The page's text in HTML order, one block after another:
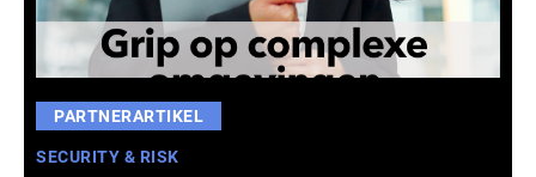
PARTNERARTIKEL
SECURITY & RISK